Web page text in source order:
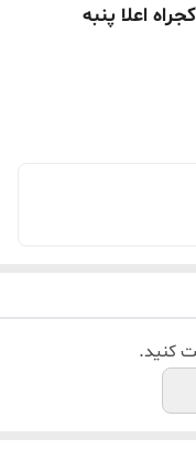
اعلا پنبه
کنید.